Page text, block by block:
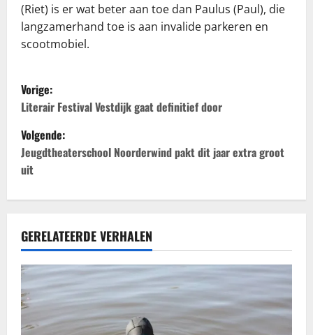
(Riet) is er wat beter aan toe dan Paulus (Paul), die
langzamerhand toe is aan invalide parkeren en
scootmobiel.
B
e
r
i
c
h
t
n
a
Vorige:
Literair Festival Vestdijk gaat definitief door
Volgende:
Jeugdtheaterschool Noorderwind pakt dit jaar extra groot
uit
GERELATEERDE VERHALEN